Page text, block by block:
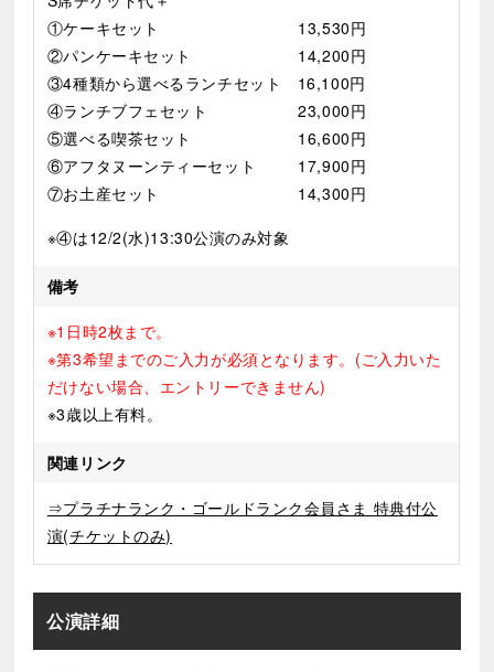
①ケーキセット 13,530円
②パンケーキセット 14,200円
③4種類から選べるランチセット 16,100円
④ランチブフェセット 23,000円
⑤選べる喫茶セット 16,600円
⑥アフタヌーンティーセット 17,900円
⑦お土産セット 14,300円
※④は12/2(水)13:30公演のみ対象
備考
※1日時2枚まで。
※第3希望までのご入力が必須となります。(ご入力いた
だけない場合、エントリーできません)
※3歳以上有料。
関連リンク
⇒プラチナランク・ゴールドランク会員さま 特典付公
演(チケットのみ)
公演詳細